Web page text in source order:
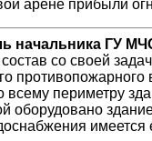
арене прибыли
начальника ГУ
со своей
всему периметру
оборудовано
имеется